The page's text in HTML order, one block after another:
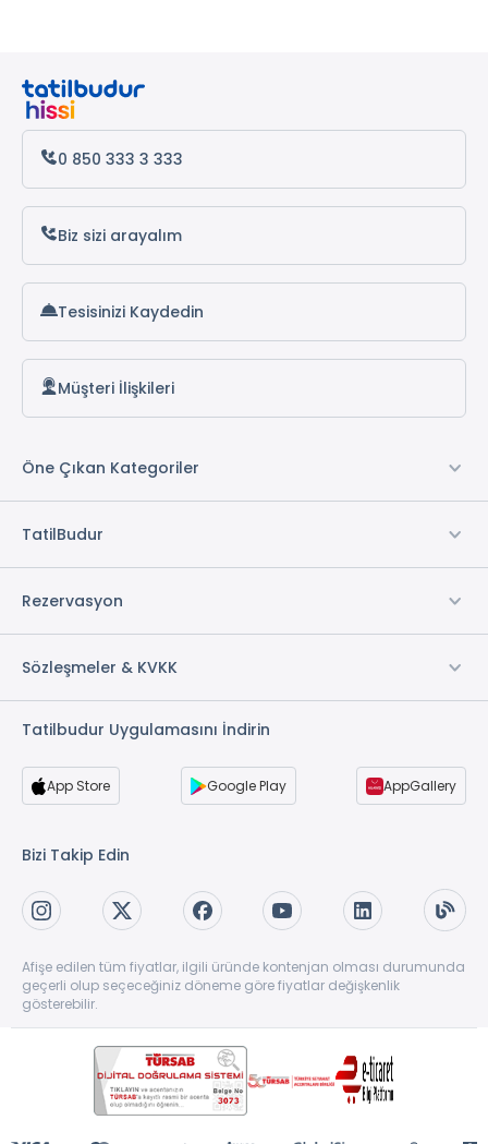
Antalya Otelleri
Alanya Otelleri
0 850 333 3 333
Biz sizi arayalım
Tesisinizi Kaydedin
Müşteri İlişkileri
Öne Çıkan Kategoriler
TatilBudur
Rezervasyon
Sözleşmeler & KVKK
Tatilbudur Uygulamasını İndirin
App Store Google Play AppGallery
Bizi Takip Edin
Afişe edilen tüm fiyatlar, ilgili üründe kontenjan olması durumunda
geçerli olup seçeceğiniz döneme göre fiyatlar değişkenlik
gösterebilir.